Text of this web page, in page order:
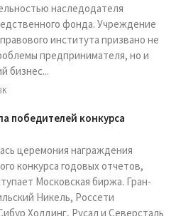
наследодателя
фонда. Учреждение
института призвано не
предпринимателя, но и
бизнес...
победителей конкурса
церемония награждения
конкурса годовых отчетов,
Московская биржа. Гран-
Никель, Россети
Холдинг, Русал и Северсталь